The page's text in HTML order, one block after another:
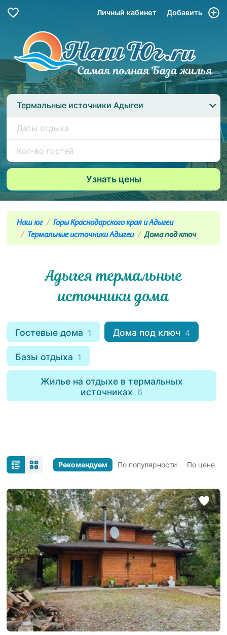
Личный кабинет Добавить
Термальные источники Адыгеи
Наш юг
Горы Краснодарского края и Адыгеи
Термальные источники Адыгеи
Дома под ключ
Адыгея термальные
источники дома
Гостевые дома 1 Дома под ключ 4
Базы отдыха 1
Жилье на отдыхе в термальных
источниках 6
Рекомендуем По популярности По цене